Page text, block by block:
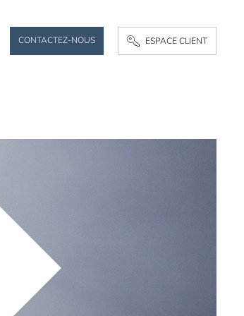
CONTACTEZ-NOUS ESPACE CLIENT